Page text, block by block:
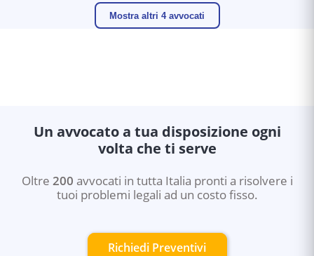
Mostra altri 4 avvocati
Un avvocato a tua disposizione ogni
volta che ti serve
Oltre 200 avvocati in tutta Italia pronti a risolvere i
tuoi problemi legali ad un costo fisso.
Richiedi Preventivi